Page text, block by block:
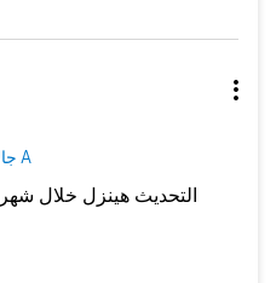
جالاكسى A
التحديث هينزل خلال